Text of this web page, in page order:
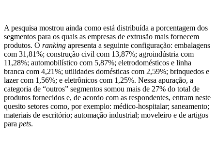
A pesquisa mostrou ainda como está distribuída a porcentagem dos
segmentos para os quais as empresas de extrusão mais fornecem
produtos. O ranking apresenta a seguinte configuração: embalagens
com 31,81%; construção civil com 13,87%; agroindústria com
11,28%; automobilístico com 5,87%; eletrodomésticos e linha
branca com 4,21%; utilidades domésticas com 2,59%; brinquedos e
lazer com 1,56%; e eletrônicos com 1,25%. Nessa apuração, a
categoria de “outros” segmentos somou mais de 27% do total de
produtos fornecidos e, de acordo com as respondentes, entram neste
quesito setores como, por exemplo: médico-hospitalar; saneamento;
materiais de escritório; automação industrial; moveleiro e de artigos
para pets.